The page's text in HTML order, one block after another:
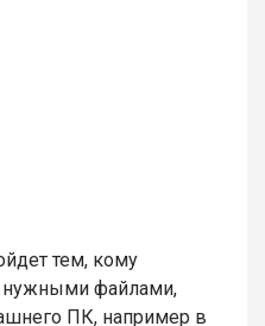
тем, кому
нужными файлами,
ПК, например в